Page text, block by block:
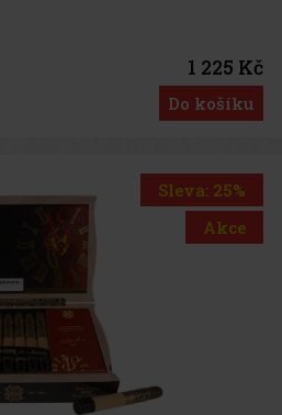
1 225 Kč
Do košíku
Sleva: 25%
Akce